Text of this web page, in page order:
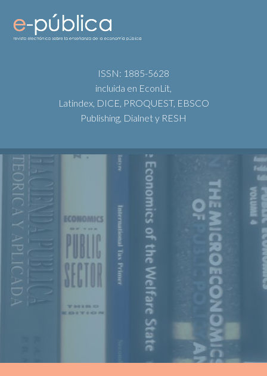
ISSN: 1885-5628
incluida en EconLit,
Latindex, DICE, PROQUEST, EBSCO
Publishing, Dialnet y RESH